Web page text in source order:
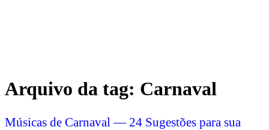
Arquivo da tag: Carnaval
Músicas de Carnaval — 24 Sugestões para sua